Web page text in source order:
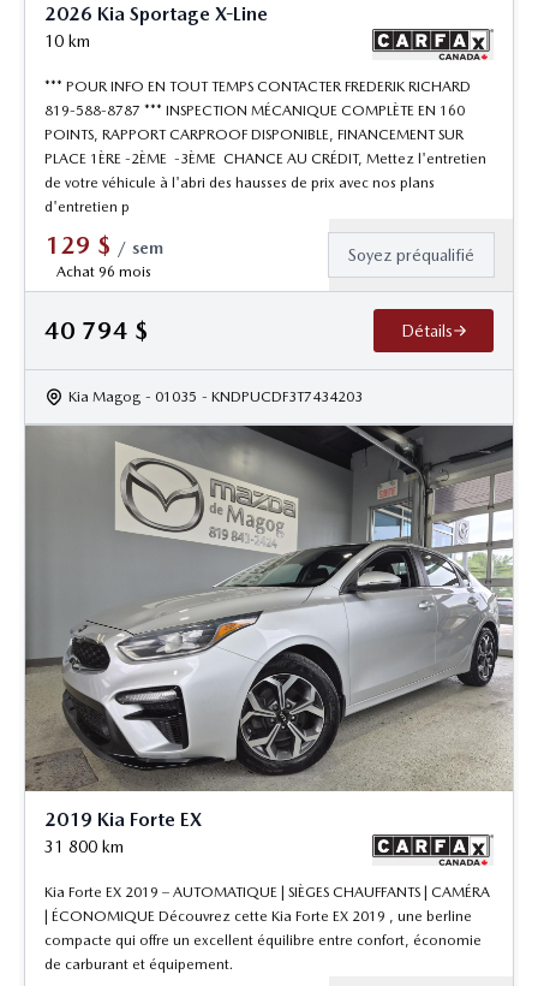
2026 Kia Sportage X-Line
10 km
*** POUR INFO EN TOUT TEMPS CONTACTER FREDERIK RICHARD
819-588-8787 *** INSPECTION MÉCANIQUE COMPLÈTE EN 160
POINTS, RAPPORT CARPROOF DISPONIBLE, FINANCEMENT SUR
PLACE 1ÈRE -2ÈME -3ÈME CHANCE AU CRÉDIT, Mettez l'entretien
de votre véhicule à l'abri des hausses de prix avec nos plans
d'entretien p
129 $ / sem
Achat 96 mois
Soyez préqualifié
40 794 $ Détails
Kia Magog - 01035 - KNDPUCDF3T7434203
2019 Kia Forte EX
31 800 km
Kia Forte EX 2019 – AUTOMATIQUE | SIÈGES CHAUFFANTS | CAMÉRA
| ÉCONOMIQUE Découvrez cette Kia Forte EX 2019 , une berline
compacte qui offre un excellent équilibre entre confort, économie
de carburant et équipement.